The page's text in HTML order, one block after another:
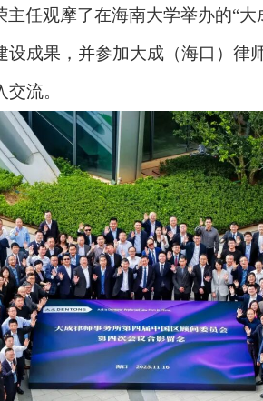
任观摩了在海南大学举办的“大
成果，并参加大成（海口）律
流。